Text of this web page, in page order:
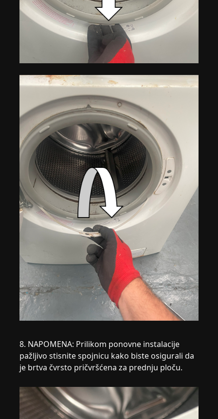
8. NAPOMENA: Prilikom ponovne instalacije
pažljivo stisnite spojnicu kako biste osigurali da
je brtva čvrsto pričvršćena za prednju ploču.